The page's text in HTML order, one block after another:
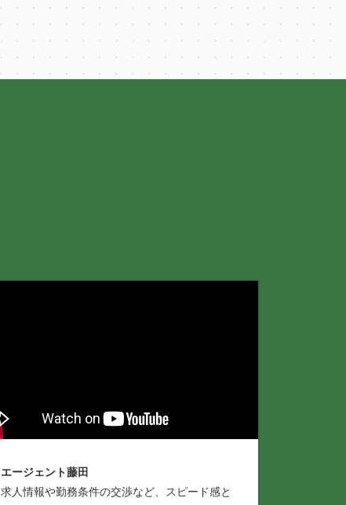
エージェント藤田
求人情報や勤務条件の交渉など、スピード感と